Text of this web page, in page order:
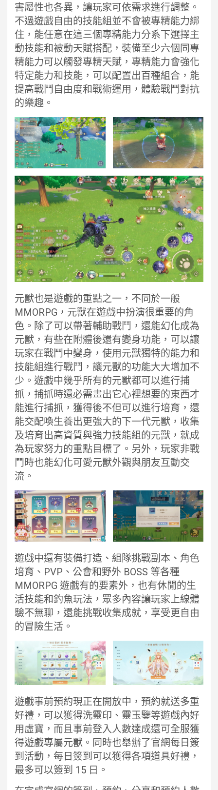
害屬性也各異，讓玩家可依需求進行調整。
不過遊戲自由的技能組並不會被專精能力綁
住，能任意在這三個專精能力分系下選擇主
動技能和被動天賦搭配，裝備至少六個同專
精能力可以觸發專精天賦，專精能力會強化
特定能力和技能，可以配置出百種組合，能
提高戰鬥自由度和戰術運用，體驗戰鬥對抗
的樂趣。
元獸也是遊戲的重點之一，不同於一般
MMORPG，元獸在遊戲中扮演很重要的角
色。除了可以帶著輔助戰鬥，還能幻化成為
元獸，有些在附體後還有變身功能，可以讓
玩家在戰鬥中變身，使用元獸獨特的能力和
技能組進行戰鬥，讓元獸的功能大大增加不
少。遊戲中幾乎所有的元獸都可以進行捕
抓，捕抓時還必需畫出它心裡想要的東西才
能進行捕抓，獲得後不但可以進行培育，還
能交配喚生養出更強大的下一代元獸，收集
及培育出高資質與強力技能組的元獸，就成
為玩家努力的重點目標了。另外，玩家非戰
鬥時也能幻化可愛元獸外觀與朋友互動交
流。
遊戲中還有裝備打造、組隊挑戰副本、角色
培育、PVP、公會和野外 BOSS 等各種
MMORPG 遊戲有的要素外，也有休閒的生
活技能和釣魚玩法，眾多內容讓玩家上線體
驗不無聊，還能挑戰收集成就，享受更自由
的冒險生活。
遊戲事前預約現正在開放中，預約就送多重
好禮，可以獲得洗靈印、靈玉鑒等遊戲內好
用虛寶，而且事前登入人數達成還可全服獲
得遊戲專屬元獸。同時也舉辦了官網每日簽
到活動，每日簽到可以獲得各項道具好禮，
最多可以簽到 15 日。